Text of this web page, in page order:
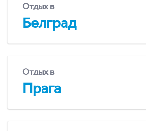
Отдых в
Белград
Отдых в
Прага